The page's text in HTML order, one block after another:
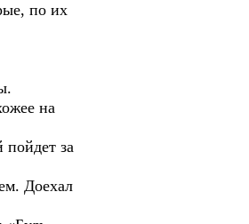
по их
на
пойдет за
Доехал